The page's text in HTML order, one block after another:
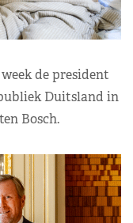
de president
Duitsland in
Bosch.